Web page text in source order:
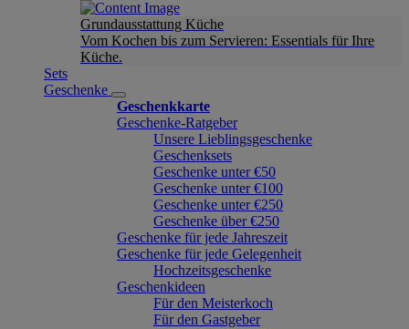
Grundausstattung Küche
Vom Kochen bis zum Servieren: Essentials für Ihre
Küche.
Sets
Geschenke
Geschenkkarte
Geschenke-Ratgeber
Unsere Lieblingsgeschenke
Geschenksets
Geschenke unter €50
Geschenke unter €100
Geschenke unter €250
Geschenke über €250
Geschenke für jede Jahreszeit
Geschenke für jede Gelegenheit
Hochzeitsgeschenke
Geschenkideen
Für den Meisterkoch
Für den Gastgeber